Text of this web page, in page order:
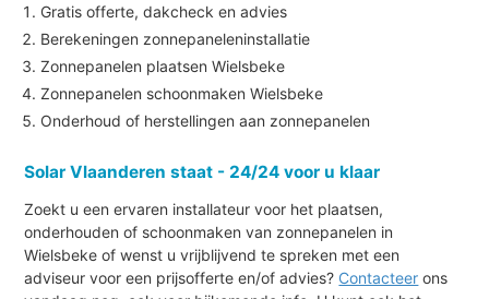
Gratis offerte, dakcheck en advies
Berekeningen zonnepaneleninstallatie
Zonnepanelen plaatsen Wielsbeke
Zonnepanelen schoonmaken Wielsbeke
Onderhoud of herstellingen aan zonnepanelen
Solar Vlaanderen staat - 24/24 voor u klaar
Zoekt u een ervaren installateur voor het plaatsen,
onderhouden of schoonmaken van zonnepanelen in
Wielsbeke of wenst u vrijblijvend te spreken met een
adviseur voor een prijsofferte en/of advies? Contacteer ons